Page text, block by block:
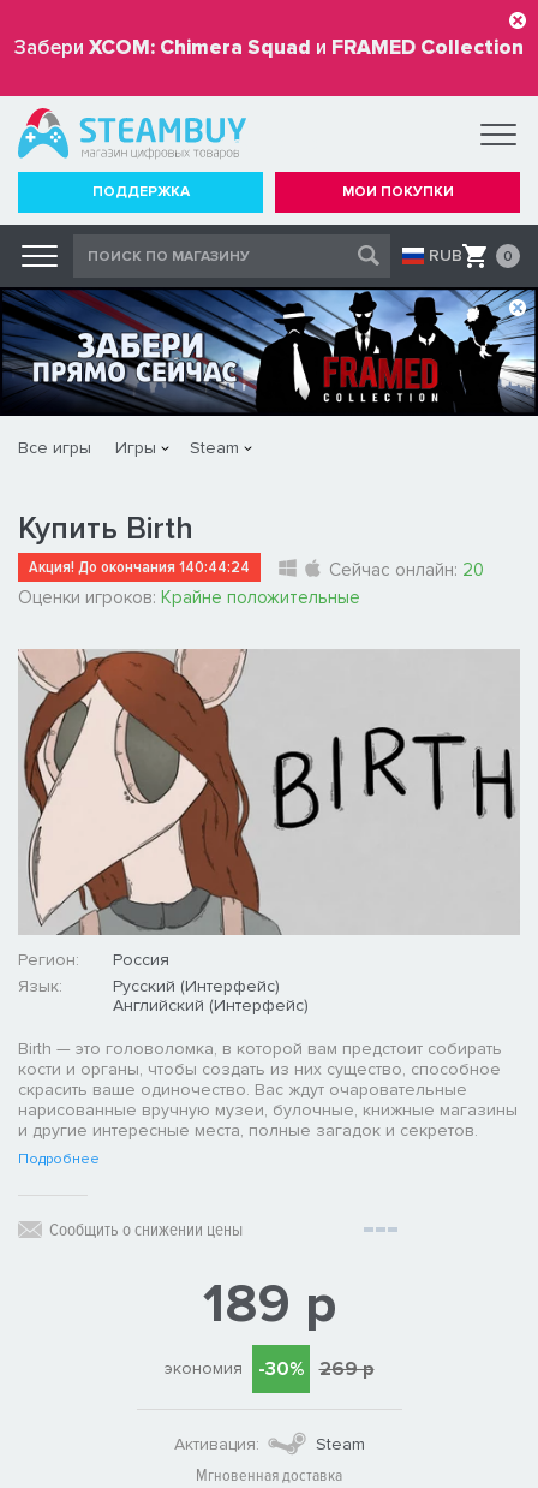
Забери XCOM: Chimera Squad и FRAMED Collection
бесплатно
ПОДДЕРЖКА МОИ ПОКУПКИ
RUB 0
Все игры Игры Steam
Купить Birth
Акция! До окончания140:44:23 Сейчас онлайн: 20
Оценки игроков: Крайне положительные
Регион:
Россия
Язык:
Русский (Интерфейс)
Английский (Интерфейс)
Birth — это головоломка, в которой вам предстоит собирать
кости и органы, чтобы создать из них существо, способное
скрасить ваше одиночество. Вас ждут очаровательные
нарисованные вручную музеи, булочные, книжные магазины
и другие интересные места, полные загадок и секретов.
Подробнее
Сообщить о снижении цены
189 р
экономия -30% 269 р
Активация:
Steam
Мгновенная доставка